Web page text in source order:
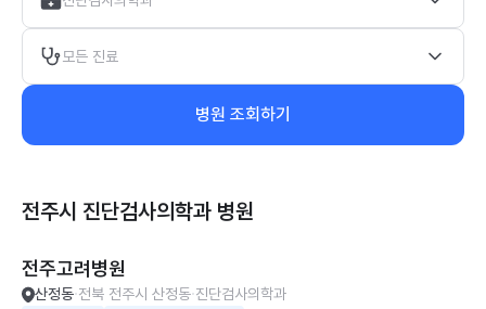
모든 진료
병원 조회하기
전주시 진단검사의학과 병원
전주고려병원
산정동 전북 전주시 산정동 진단검사의학과